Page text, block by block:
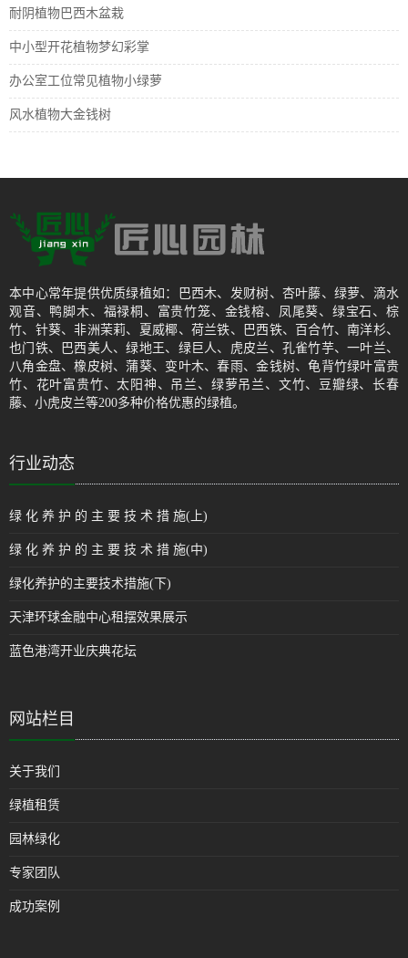
耐阴植物巴西木盆栽
中小型开花植物梦幻彩掌
办公室工位常见植物小绿萝
风水植物大金钱树
本中心常年提供优质绿植如：巴西木、发财树、杏叶藤、绿萝、滴水
观音、鸭脚木、福禄桐、富贵竹笼、金钱榕、凤尾葵、绿宝石、棕
竹、针葵、非洲茉莉、夏威椰、荷兰铁、巴西铁、百合竹、南洋杉、
也门铁、巴西美人、绿地王、绿巨人、虎皮兰、孔雀竹芋、一叶兰、
八角金盘、橡皮树、蒲葵、变叶木、春雨、金钱树、龟背竹绿叶富贵
竹、花叶富贵竹、太阳神、吊兰、绿萝吊兰、文竹、豆瓣绿、长春
藤、小虎皮兰等200多种价格优惠的绿植。
行业动态
绿 化 养 护 的 主 要 技 术 措 施(上)
绿 化 养 护 的 主 要 技 术 措 施(中)
绿化养护的主要技术措施(下)
天津环球金融中心租摆效果展示
蓝色港湾开业庆典花坛
网站栏目
关于我们
绿植租赁
园林绿化
专家团队
成功案例